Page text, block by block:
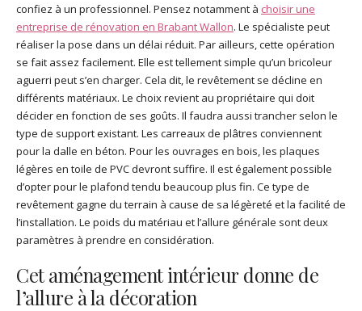
confiez à un professionnel. Pensez notamment à choisir une
entreprise de rénovation en Brabant Wallon. Le spécialiste peut
réaliser la pose dans un délai réduit. Par ailleurs, cette opération
se fait assez facilement. Elle est tellement simple qu’un bricoleur
aguerri peut s’en charger. Cela dit, le revêtement se décline en
différents matériaux. Le choix revient au propriétaire qui doit
décider en fonction de ses goûts. Il faudra aussi trancher selon le
type de support existant. Les carreaux de plâtres conviennent
pour la dalle en béton. Pour les ouvrages en bois, les plaques
légères en toile de PVC devront suffire. Il est également possible
d’opter pour le plafond tendu beaucoup plus fin. Ce type de
revêtement gagne du terrain à cause de sa légèreté et la facilité de
l’installation. Le poids du matériau et l’allure générale sont deux
paramètres à prendre en considération.
Cet aménagement intérieur donne de
l’allure à la décoration